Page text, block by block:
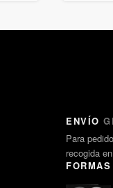
ENVÍO
Para
recogida
FORMAS